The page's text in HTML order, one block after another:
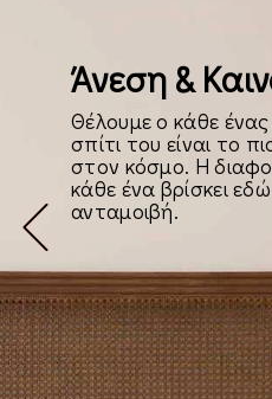
Άνεση &
Θέλουμε ο κάθε ένας
σπίτι του είναι το
στον κόσμο. Η
κάθε ένα βρίσκει
ανταμοιβή.